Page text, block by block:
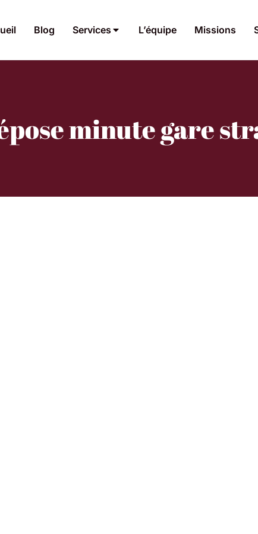
Blog Services L’équipe Missions
minute gare